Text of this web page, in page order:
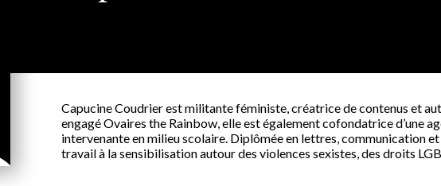
Capucine Coudrier est militante féministe, créatrice de contenus et
engagé Ovaires the Rainbow, elle est également cofondatrice d’une
intervenante en milieu scolaire. Diplômée en lettres, communication
travail à la sensibilisation autour des violences sexistes, des droits